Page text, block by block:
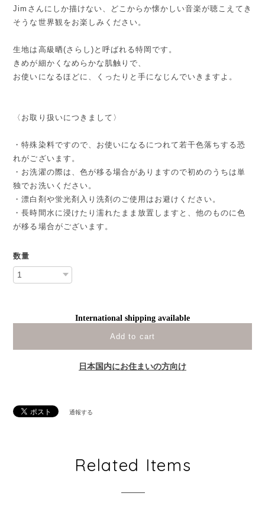
Jimさんにしか描けない、どこからか懐かしい音楽が聴こえてき
そうな世界観をお楽しみください。
生地は高級晒(さらし)と呼ばれる特岡です。
きめが細かくなめらかな肌触りで、
お使いになるほどに、くったりと手になじんでいきますよ。
〈お取り扱いにつきまして〉
・特殊染料ですので、お使いになるにつれて若干色落ちする恐
れがございます。
・お洗濯の際は、色が移る場合がありますので初めのうちは単
独でお洗いください。
・漂白剤や蛍光剤入り洗剤のご使用はお避けください。
・長時間水に浸けたり濡れたまま放置しますと、他のものに色
が移る場合がございます。
数量
International shipping available
Add to cart
日本国内にお住まいの方向け
通報する
Related Items